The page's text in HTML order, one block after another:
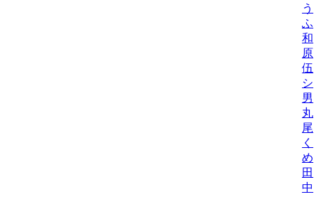
う
ふ
和
原
伍/
シ
男
丸
尾
く
め
田
中